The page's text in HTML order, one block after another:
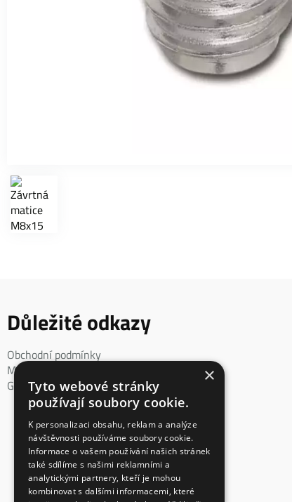
Důležité odkazy
Obchodní podmínky
Mimosoudní řešení spotřebitelského sporu
GDPR
×
Tyto webové stránky
používají soubory cookie.
K personalizaci obsahu, reklam a analýze
návštěvnosti používáme soubory cookie.
Informace o vašem používání našich stránek
také sdílíme s našimi reklamními a
analytickými partnery, kteří je mohou
kombinovat s dalšími informacemi, které